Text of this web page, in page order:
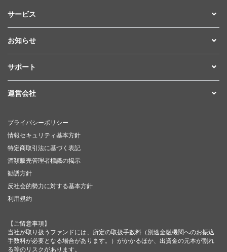
サービス
お知らせ
サポート
運営会社
プライバシーポリシー
情報セキュリティ基本方針
特定商取引法に基づく表記
酒類販売管理者標識の掲示
勧誘方針
反社会的勢力に対する基本方針
利用規約
【ご留意事項】
当社が取り扱うファンドには、所定の取扱手数料（別途金融機関へのお振込
手数料が必要となる場合があります。）がかかるほか、出資金の元本が割れ
る等のリスクがあります。